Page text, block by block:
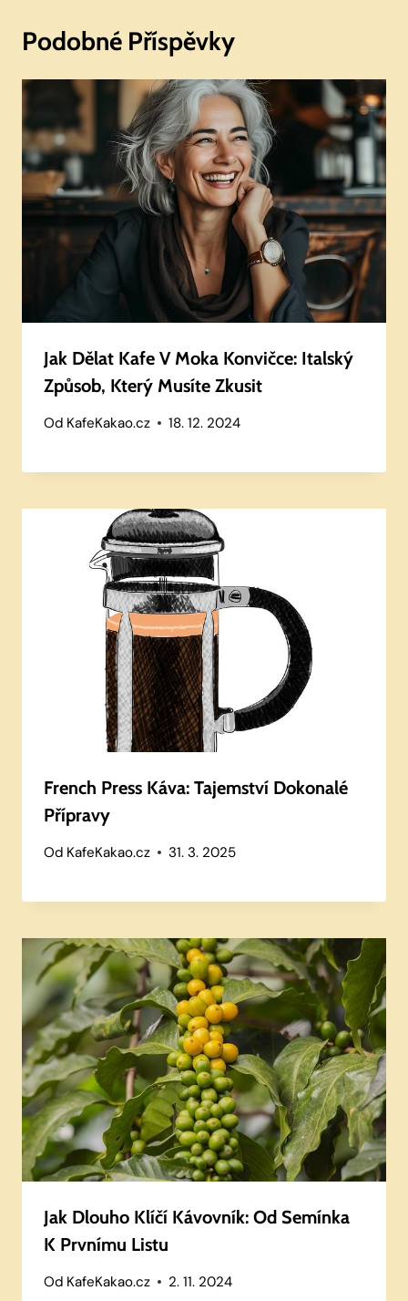
Podobné Příspěvky
Jak Dělat Kafe V Moka Konvičce: Italský
Způsob, Který Musíte Zkusit
Od KafeKakao.cz 18. 12. 2024
French Press Káva: Tajemství Dokonalé
Přípravy
Od KafeKakao.cz 31. 3. 2025
Jak Dlouho Klíčí Kávovník: Od Semínka
K Prvnímu Listu
Od KafeKakao.cz 2. 11. 2024